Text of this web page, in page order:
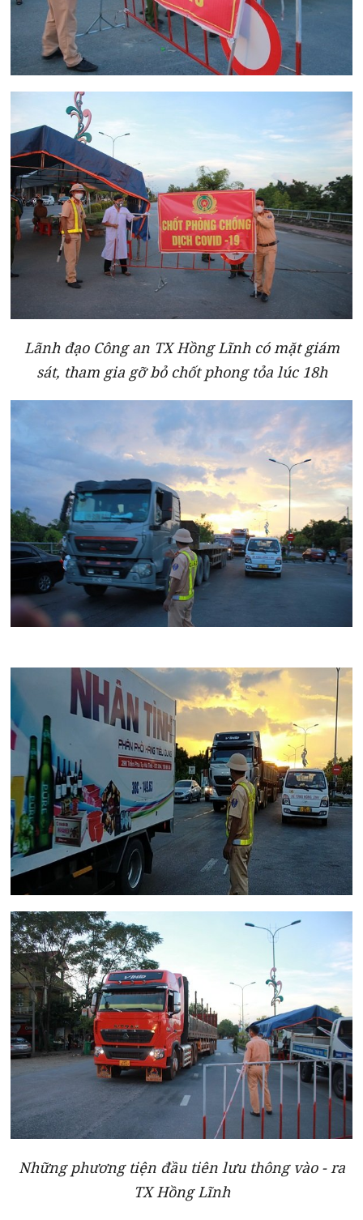
Lãnh đạo Công an TX Hồng Lĩnh có mặt giám
sát, tham gia gỡ bỏ chốt phong tỏa lúc 18h
Những phương tiện đầu tiên lưu thông vào - ra
TX Hồng Lĩnh